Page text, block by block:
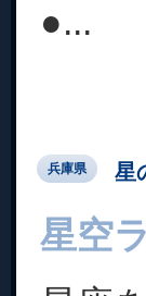
●...
兵庫県 星
星空